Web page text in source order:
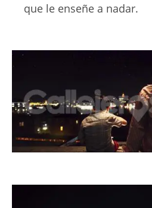
que le enseñe a nadar.